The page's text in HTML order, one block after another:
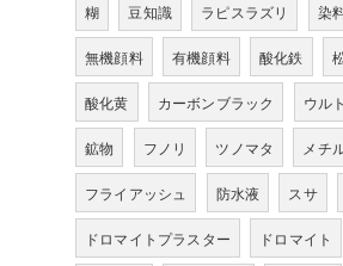
糊 豆知識 ラピスラズリ 染
無機顔料 有機顔料 酸化鉄
酸化黄 カーボンブラック ウル
鉱物 フノリ ツノマタ メチ
フライアッシュ 防水液 スサ
ドロマイトプラスター ドロマイト